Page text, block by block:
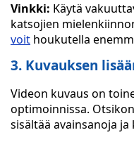
Vinkki: Käytä
katsojien
voit houkutella
3. Kuvauksen
Videon kuvaus on
optimoinnissa.
sisältää avainsanoja